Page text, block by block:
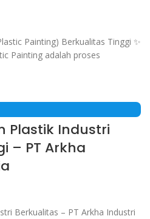
Painting) Berkualitas Tinggi ✨
Painting adalah proses
TINGGI ,
& COATING ,MANUFAKTUR
Plastik Industri
– PT Arkha
Berkualitas – PT Arkha Industri